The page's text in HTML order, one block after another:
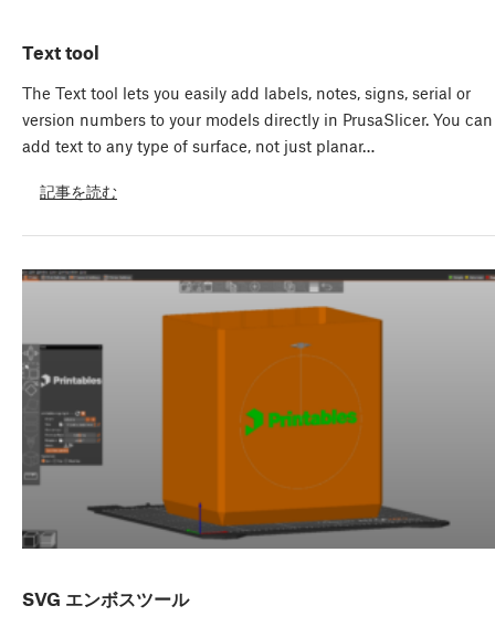
Text tool
The Text tool lets you easily add labels, notes, signs, serial or
version numbers to your models directly in PrusaSlicer. You can
add text to any type of surface, not just planar…
記事を読む
SVG エンボスツール